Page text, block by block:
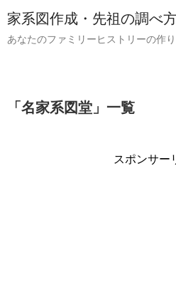
家系図作成・先祖の調べ
あなたのファミリーヒストリーの作
「 名家系図堂 」 一覧
スポンサー